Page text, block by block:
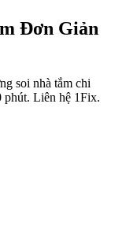
Đơn Giản
soi nhà tắm chi
phút. Liên hệ 1Fix.